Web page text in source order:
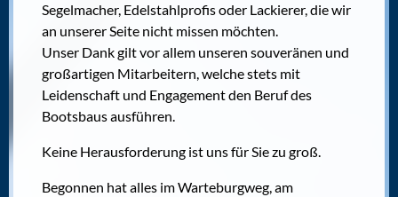
Segelmacher, Edelstahlprofis oder Lackierer, die wir
an unserer Seite nicht missen möchten.
Unser Dank gilt vor allem unseren souveränen und
großartigen Mitarbeitern, welche stets mit
Leidenschaft und Engagement den Beruf des
Bootsbaus ausführen.
Keine Herausforderung ist uns für Sie zu groß.
Begonnen hat alles im Warteburgweg, am